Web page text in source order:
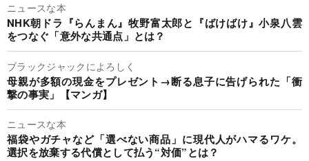
ニュースな本
NHK朝ドラ『らんまん』牧野富太郎と『ばけばけ』小泉八雲
をつなぐ「意外な共通点」とは？
ブラックジャックによろしく
母親が多額の現金をプレゼント→断る息子に告げられた「衝
撃の事実」【マンガ】
ニュースな本
福袋やガチャなど「選べない商品」に現代人がハマるワケ。
選択を放棄する代償として払う“対価”とは？